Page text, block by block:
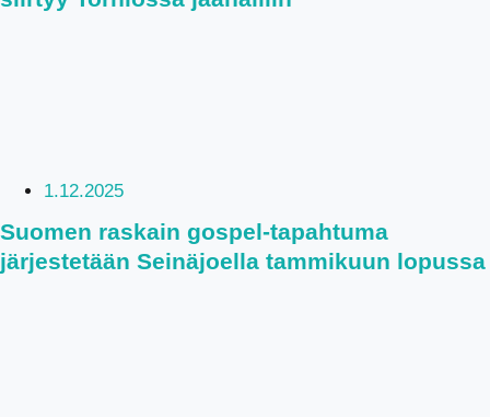
1.12.2025
Suomen raskain gospel-tapahtuma
järjestetään Seinäjoella tammikuun lopussa